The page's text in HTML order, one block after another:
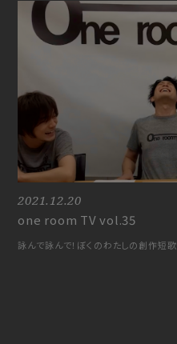
2021.12.20
one room TV vol.35
詠んで詠んで！ぼくのわたしの創作短歌